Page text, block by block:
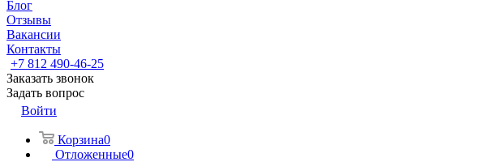
Блог
Отзывы
Вакансии
Контакты
+7 812 490-46-25
Заказать звонок
Задать вопрос
Войти
Корзина0
Отложенные0